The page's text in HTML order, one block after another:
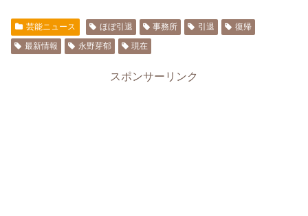
芸能ニュース ほぼ引退 事務所 引退
復帰
最新情報
永野芽郁 現在
スポンサーリンク